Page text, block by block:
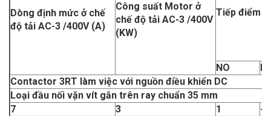
Dòng định mức ở chế
độ tải AC-3 /400V (A)
Công suất Motor ở
chế độ tải AC-3 /400V
(KW)
Tiếp điểm
NO
Contactor 3RT làm việc với nguồn điều khiển DC
Loại đầu nối vặn vít gắn trên ray chuẩn 35 mm
7
3 1
-